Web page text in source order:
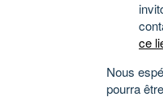
ce
Nous
pourra